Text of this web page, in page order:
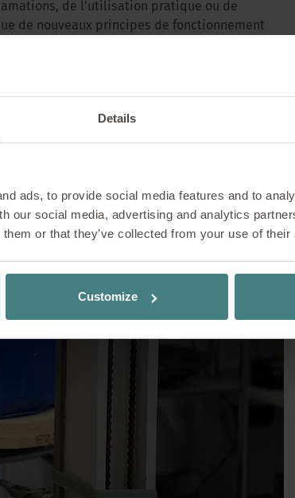
Details
ads, to provide social media features and to
our social media, advertising and analytics
or that they’ve collected from your use of
Customize
: Comment
dans un
siège de bureau se demande
et fiable. Chez Sedus, un lieu joue
ne voient généralement jamais : le
de l’utilisation pratique ou de
de nouveaux principes de fonctionnement
méthodes d’essai.